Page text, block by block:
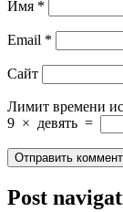
Имя *
Email *
Сайт
Лимит времени
9 × девять =
Post